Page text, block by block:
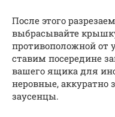
После этого
выбрасывайте
противоположной от
ставим посередине
вашего ящика для
неровные, аккуратно
заусенцы.